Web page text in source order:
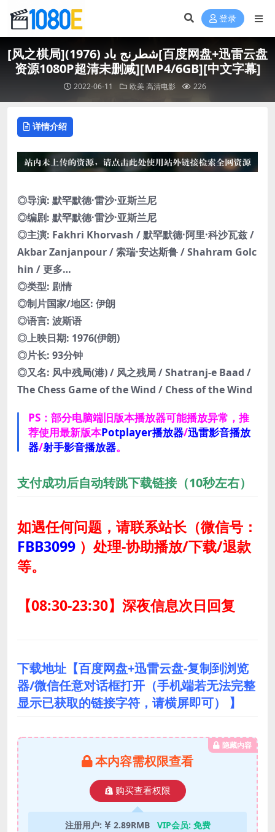
登录
[风之棋局]شطرنج باد (1976)[百度网盘+迅雷云盘
资源1080P超清未删减][MP4/6GB][中文字幕]
2022-06-11 欧美高清电影 226
详情介绍
◎导演: 默罕默德·雷沙·亚斯兰尼
◎编剧: 默罕默德·雷沙·亚斯兰尼
◎主演: Fakhri Khorvash / 默罕默德·阿里·科沙瓦兹 /
Akbar Zanjanpour / 索瑞·安达斯鲁 / Shahram Golc
hin / 更多…
◎类型: 剧情
◎制片国家/地区: 伊朗
◎语言: 波斯语
◎上映日期: 1976(伊朗)
◎片长: 93分钟
◎又名: 风中残局(港) / 风之残局 / Shatranj-e Baad /
The Chess Game of the Wind / Chess of the Wind
PS：部分电脑端旧版本播放器可能播放异常，推
荐使用最新版本Potplayer播放器/迅雷影音播放
器/射手影音播放器。
支付成功后自动转跳下载链接（10秒左右）
如遇任何问题，请联系站长（微信号：
FBB3099 ） 处理-协助播放/下载/退款
等。
【08:30-23:30】深夜信息次日回复
下载地址【百度网盘+迅雷云盘-复制到浏览
器/微信任意对话框打开（手机端若无法完整
显示已获取的链接字符，请横屏即可） 】
隐藏内容
本内容需权限查看
购买查看权限
注册用户: 2.89RMB VIP会员: 免费